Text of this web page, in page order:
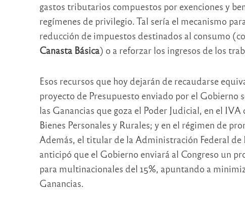
gastos tributarios compuestos por exenciones y
regímenes de privilegio. Tal sería el mecanismo
reducción de impuestos destinados al consumo
Canasta Básica) o a reforzar los ingresos de los
Esos recursos que hoy dejarán de recaudarse
proyecto de Presupuesto enviado por el Gobierno
las Ganancias que goza el Poder Judicial, en el
Bienes Personales y Rurales; y en el régimen de
Además, el titular de la Administración Federal
anticipó que el Gobierno enviará al Congreso un
para multinacionales del 15%, apuntando a
Ganancias.